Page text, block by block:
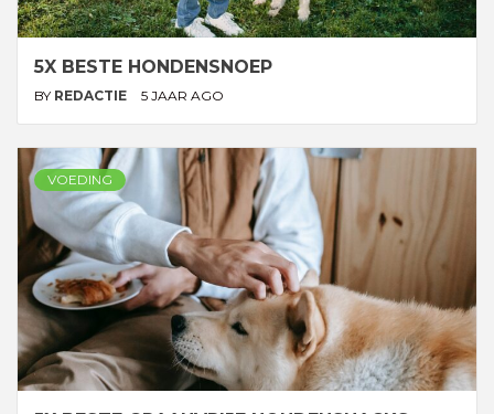
5X BESTE HONDENSNOEP
BY REDACTIE 5 JAAR AGO
VOEDING